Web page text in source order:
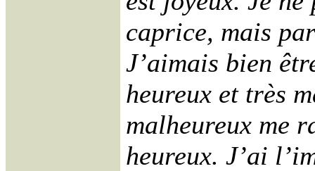
caprice, mais
J’aimais bien
heureux et très
malheureux me
heureux. J’ai